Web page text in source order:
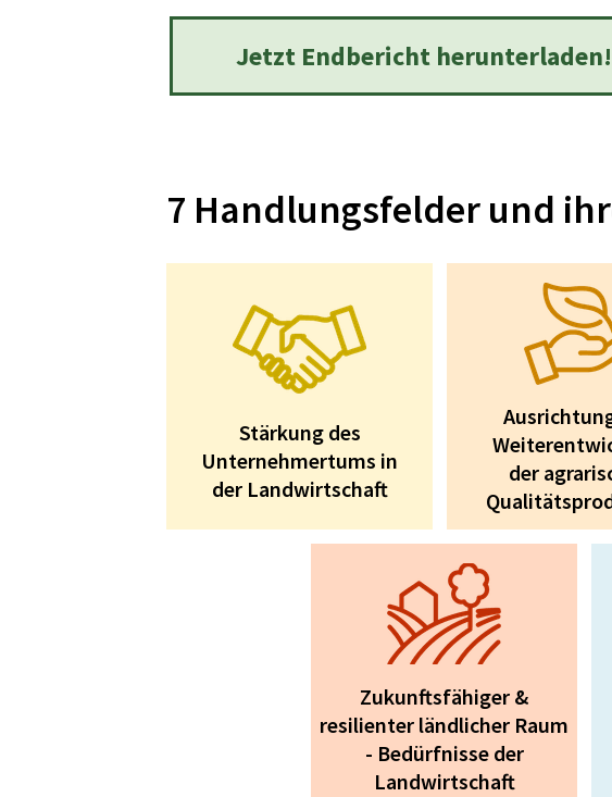
Jetzt Endbericht herunterladen!
7 Handlungsfelder und
Stärkung des
Unternehmertums in
der Landwirtschaft
der
Zukunftsfähiger &
resilienter ländlicher Raum
- Bedürfnisse der
Landwirtschaft